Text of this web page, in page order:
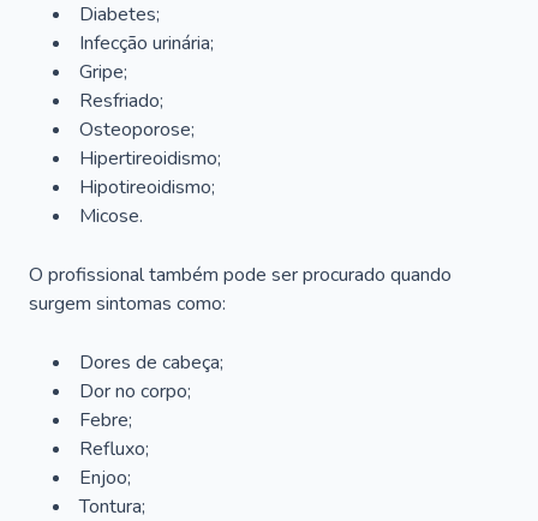
Diabetes;
Infecção urinária;
Gripe;
Resfriado;
Osteoporose;
Hipertireoidismo;
Hipotireoidismo;
Micose.
O profissional também pode ser procurado quando
surgem sintomas como:
Dores de cabeça;
Dor no corpo;
Febre;
Refluxo;
Enjoo;
Tontura;